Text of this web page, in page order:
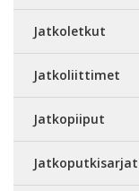
Jatkoletkut
Jatkoliittimet
Jatkopiiput
Jatkoputkisarjat